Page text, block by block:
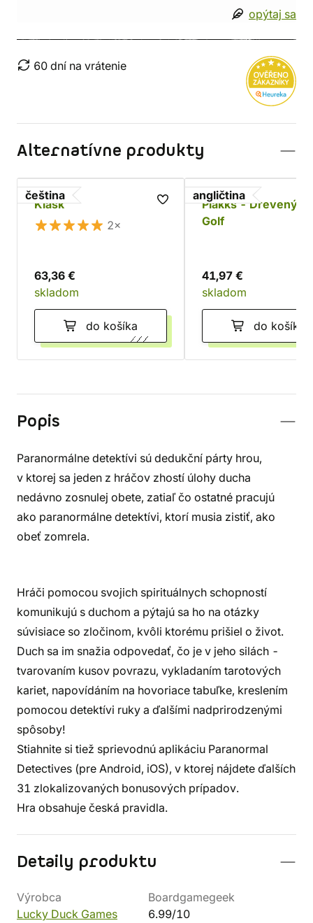
opýtaj sa
60 dní na vrátenie
Alternatívne produkty
čeština
Klask
2×
63,36 €
skladom
do košíka
angličtina
Plakks - Drevený
Golf
41,97 €
skladom
do košíka
Popis
Paranormálne detektívi sú dedukční párty hrou,
v ktorej sa jeden z hráčov zhostí úlohy ducha
nedávno zosnulej obete, zatiaľ čo ostatné pracujú
ako paranormálne detektívi, ktorí musia zistiť, ako
obeť zomrela.
Hráči pomocou svojich spirituálnych schopností
komunikujú s duchom a pýtajú sa ho na otázky
súvisiace so zločinom, kvôli ktorému prišiel o život.
Duch sa im snažia odpovedať, čo je v jeho silách -
tvarovaním kusov povrazu, vykladaním tarotových
kariet, napovídáním na hovoriace tabuľke, kreslením
pomocou detektívi ruky a ďalšími nadprirodzenými
spôsoby!
Stiahnite si tiež sprievodnú aplikáciu Paranormal
Detectives (pre Android, iOS), v ktorej nájdete ďalších
31 zlokalizovaných bonusových prípadov.
Hra obsahuje česká pravidla.
Detaily produktu
Výrobca
Lucky Duck Games
Boardgamegeek
6.99/10